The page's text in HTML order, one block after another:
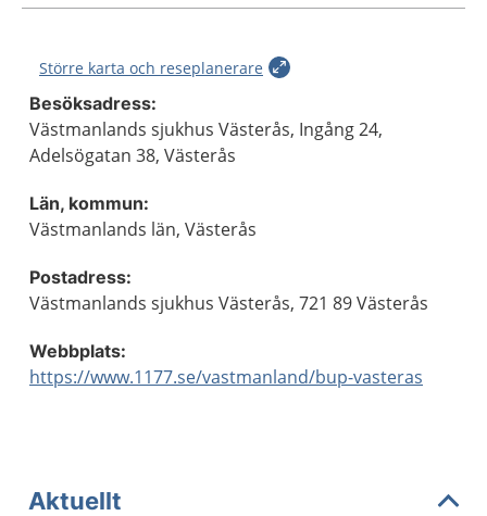
Större karta och reseplanerare
Besöksadress:
Västmanlands sjukhus Västerås, Ingång 24,
Adelsögatan 38, Västerås
Län, kommun:
Västmanlands län, Västerås
Postadress:
Västmanlands sjukhus Västerås, 721 89 Västerås
Webbplats:
https://www.1177.se/vastmanland/bup-vasteras
Aktuellt